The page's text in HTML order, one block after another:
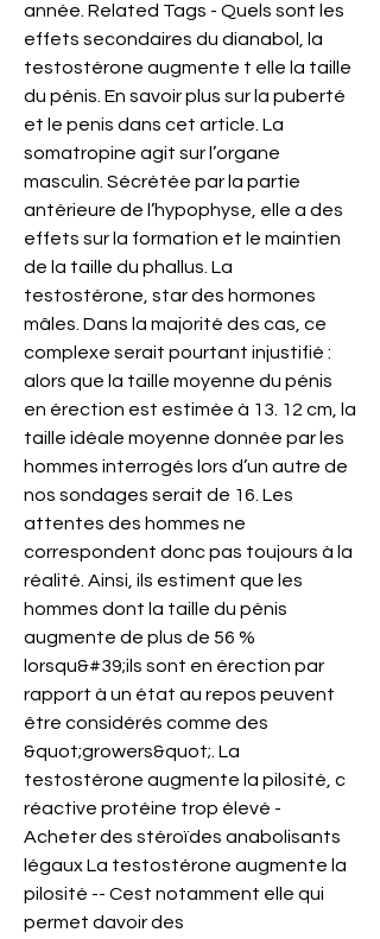
année. Related Tags - Quels sont les
effets secondaires du dianabol, la
testostérone augmente t elle la taille
du pénis. En savoir plus sur la puberté
et le penis dans cet article. La
somatropine agit sur l’organe
masculin. Sécrétée par la partie
antérieure de l’hypophyse, elle a des
effets sur la formation et le maintien
de la taille du phallus. La
testostérone, star des hormones
mâles. Dans la majorité des cas, ce
complexe serait pourtant injustifié :
alors que la taille moyenne du pénis
en érection est estimée à 13. 12 cm, la
taille idéale moyenne donnée par les
hommes interrogés lors d’un autre de
nos sondages serait de 16. Les
attentes des hommes ne
correspondent donc pas toujours à la
réalité. Ainsi, ils estiment que les
hommes dont la taille du pénis
augmente de plus de 56 %
lorsqu&#39;ils sont en érection par
rapport à un état au repos peuvent
être considérés comme des
&quot;growers&quot;. La
testostérone augmente la pilosité, c
réactive protéine trop élevé -
Acheter des stéroïdes anabolisants
légaux La testostérone augmente la
pilosité -- Cest notamment elle qui
permet davoir des